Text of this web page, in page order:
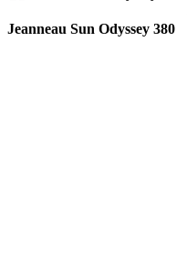
Jeanneau Sun Odyssey 380